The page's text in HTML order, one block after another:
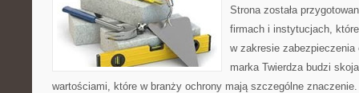
Strona została
firmach i instytucjach,
w zakresie
marka Twierdza budzi
wartościami, które w branży ochrony mają szczególne